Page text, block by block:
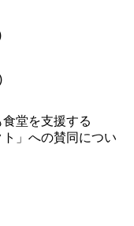
堂を支援する
ト」への賛同につい